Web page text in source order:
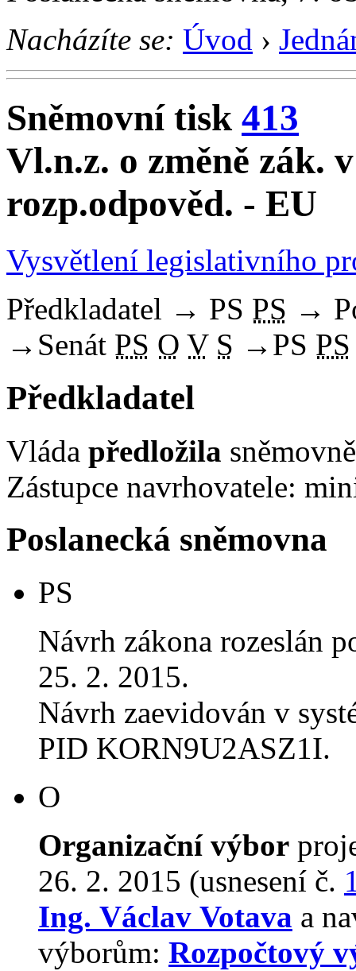
Nacházíte se: Úvod ›
Sněmovní tisk 413
Vl.n.z. o změně zák.
rozp.odpověd. - EU
Vysvětlení legislativního
Předkladatel → PS PS →
→ Senát PS O V S → PS PS
Předkladatel
Vláda předložila
Zástupce navrhovatele:
Poslanecká sněmovna
PS
Návrh zákona rozeslán
25. 2. 2015.
Návrh zaevidován v
PID KORN9U2ASZ1I.
O
Organizační výbor
26. 2. 2015 (usnesení č.
Ing. Václav Votava a
výborům: Rozpočtový